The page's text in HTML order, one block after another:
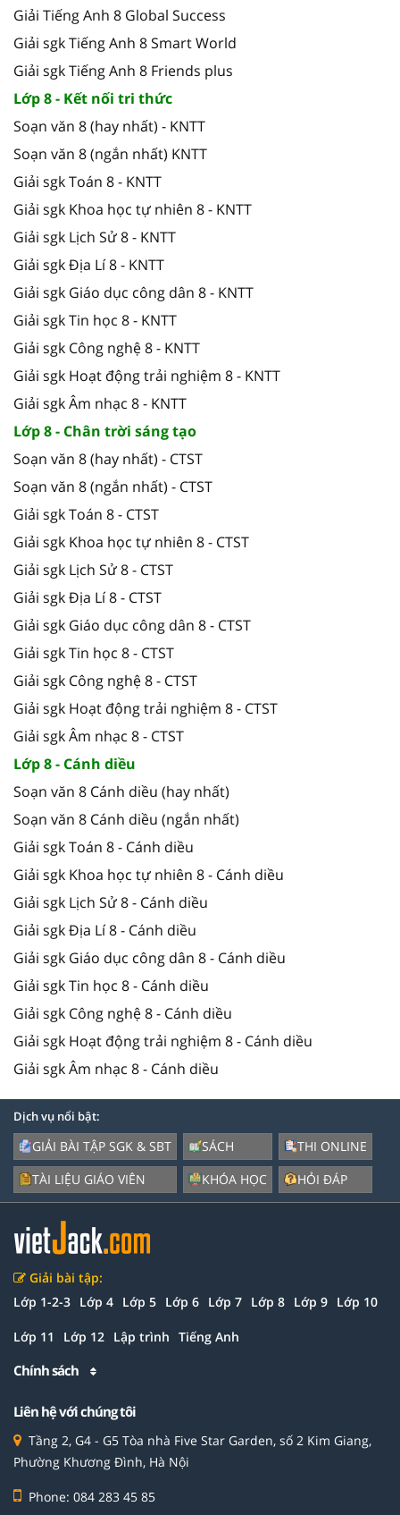
Giải Tiếng Anh 8 Global Success
Giải sgk Tiếng Anh 8 Smart World
Giải sgk Tiếng Anh 8 Friends plus
Lớp 8 - Kết nối tri thức
Soạn văn 8 (hay nhất) - KNTT
Soạn văn 8 (ngắn nhất) KNTT
Giải sgk Toán 8 - KNTT
Giải sgk Khoa học tự nhiên 8 - KNTT
Giải sgk Lịch Sử 8 - KNTT
Giải sgk Địa Lí 8 - KNTT
Giải sgk Giáo dục công dân 8 - KNTT
Giải sgk Tin học 8 - KNTT
Giải sgk Công nghệ 8 - KNTT
Giải sgk Hoạt động trải nghiệm 8 - KNTT
Giải sgk Âm nhạc 8 - KNTT
Lớp 8 - Chân trời sáng tạo
Soạn văn 8 (hay nhất) - CTST
Soạn văn 8 (ngắn nhất) - CTST
Giải sgk Toán 8 - CTST
Giải sgk Khoa học tự nhiên 8 - CTST
Giải sgk Lịch Sử 8 - CTST
Giải sgk Địa Lí 8 - CTST
Giải sgk Giáo dục công dân 8 - CTST
Giải sgk Tin học 8 - CTST
Giải sgk Công nghệ 8 - CTST
Giải sgk Hoạt động trải nghiệm 8 - CTST
Giải sgk Âm nhạc 8 - CTST
Lớp 8 - Cánh diều
Soạn văn 8 Cánh diều (hay nhất)
Soạn văn 8 Cánh diều (ngắn nhất)
Giải sgk Toán 8 - Cánh diều
Giải sgk Khoa học tự nhiên 8 - Cánh diều
Giải sgk Lịch Sử 8 - Cánh diều
Giải sgk Địa Lí 8 - Cánh diều
Giải sgk Giáo dục công dân 8 - Cánh diều
Giải sgk Tin học 8 - Cánh diều
Giải sgk Công nghệ 8 - Cánh diều
Giải sgk Hoạt động trải nghiệm 8 - Cánh diều
Giải sgk Âm nhạc 8 - Cánh diều
Dịch vụ nổi bật:
GIẢI BÀI TẬP SGK & SBT
TÀI LIỆU GIÁO VIÊN
SÁCH
KHÓA HỌC
THI ONLINE
HỎI ĐÁP
Giải bài tập:
Lớp 1-2-3 Lớp 4 Lớp 5 Lớp 6 Lớp 7 Lớp 8 Lớp 9 Lớp 10
Lớp 11 Lớp 12 Lập trình Tiếng Anh
Chính sách
Liên hệ với chúng tôi
Tầng 2, G4 - G5 Tòa nhà Five Star Garden, số 2 Kim Giang,
Phường Khương Đình, Hà Nội
Phone: 084 283 45 85